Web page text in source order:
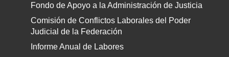
Fondo de Apoyo a la Administración de Justicia
Comisión de Conflictos Laborales del Poder
Judicial de la Federación
Informe Anual de Labores